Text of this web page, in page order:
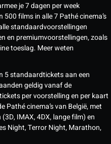
je 7 dagen per week
films in alle 7 Pathé cinema’s
standaardvoorstellingen
en premiumvoorstellingen, zoals
toeslag. Meer weten
5 standaardtickets aan een
geldig vanaf de
per voorstelling en per kaart
Pathé cinema’s van België, met
IMAX, 4DX, lange film) en
Night, Terror Night, Marathon,